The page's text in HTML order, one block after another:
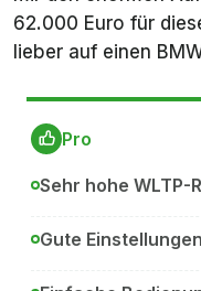
62.000 Euro für
lieber auf einen
Pro
Sehr hohe WLTP-
Gute